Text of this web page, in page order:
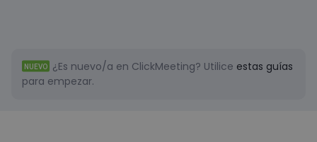
NUEVO ¿Es nuevo/a en ClickMeeting? Utilice estas guías
para empezar.